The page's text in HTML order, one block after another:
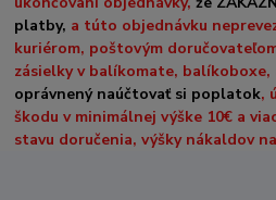
platby, a túto objednávku
kuriérom, poštovým
zásielky v balíkomate, balíkoboxe,
oprávnený naúčtovať si poplatok,
škodu v minimálnej výške 10€ a
stavu doručenia, výšky nákaldov